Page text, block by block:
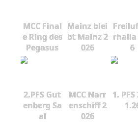
MCC Final
e Ring des
Pegasus
Mainz blei
bt Mainz 2
026
rhalla
6
2.PFS Gut
enberg Sa
al
MCC Narr
enschiff 2
026
1.